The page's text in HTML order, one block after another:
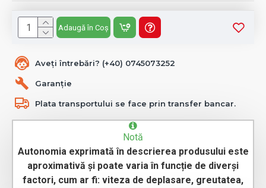
Aveți întrebări? (+40) 0745073252
Garanție
Plata transportului se face prin transfer bancar.
Notă
Autonomia exprimată în descrierea produsului este
aproximativă și poate varia în funcție de diverși
factori, cum ar fi: viteza de deplasare, greutatea,
Adaugă în Coș